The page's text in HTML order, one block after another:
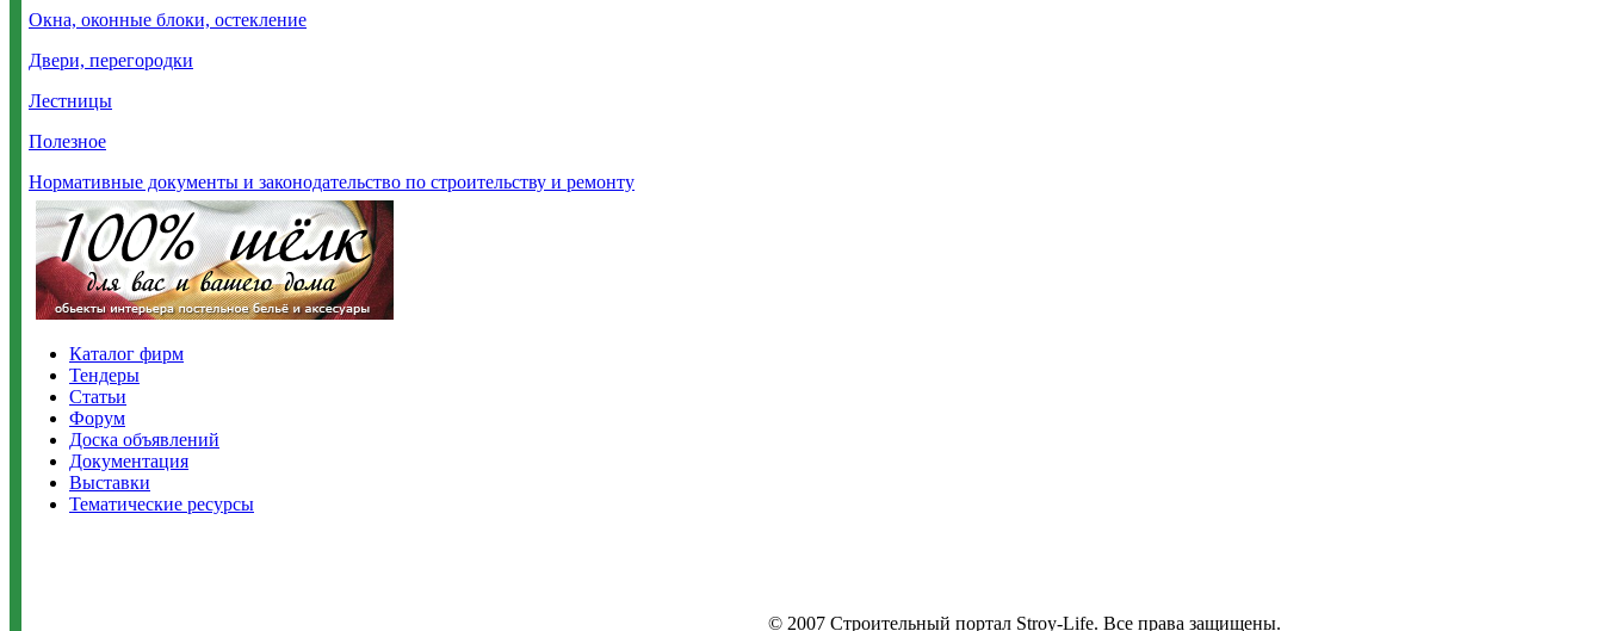
Окна, оконные блоки, остекление
Двери, перегородки
Лестницы
Полезное
Нормативные документы и законодательство по строительству и ремонту
Каталог фирм
Тендеры
Статьи
Форум
Доска объявлений
Документация
Выставки
Тематические ресурсы
© 2007 Строительный портал Stroy-Life. Все права защищены.